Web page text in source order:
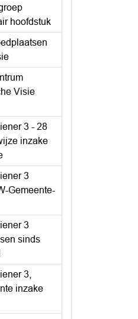
hoofdstuk
Visie
3 - 28
inzake
3
Gemeente-
3
sinds
3,
inzake